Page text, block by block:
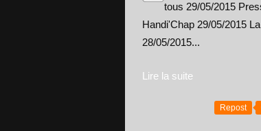
tous 29/05/2015
Handi'Chap 29/05/2015
28/05/2015...
Lire la suite
Repost